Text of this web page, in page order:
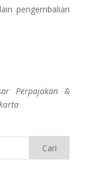
pengembalian
Perpajakan &